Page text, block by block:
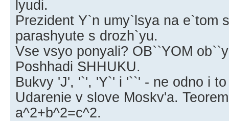
lyudi.
Prezident Y`n umy`lsya na e`tom
parashyute s drozh`yu.
Vse vsyo ponyali? OB``YOM
Poshhadi SHHUKU.
Bukvy 'J', '`', 'Y`' i '``' - ne odno i
Udarenie v slove Moskv'a.
a^2+b^2=c^2.